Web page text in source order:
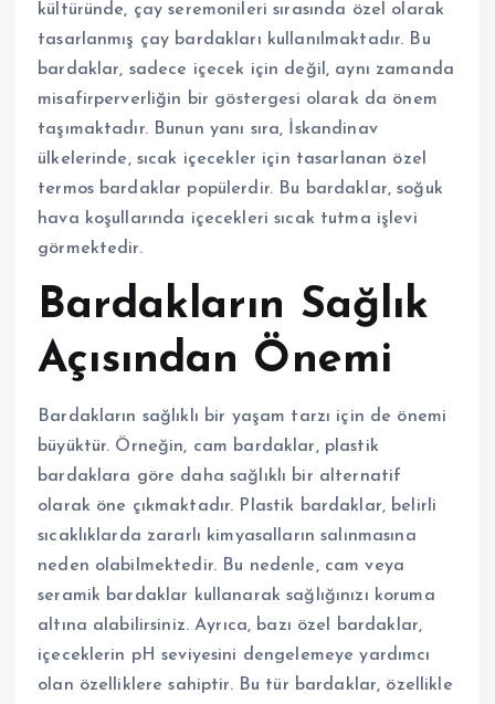
kültüründe, çay seremonileri sırasında özel olarak
tasarlanmış çay bardakları kullanılmaktadır. Bu
bardaklar, sadece içecek için değil, aynı zamanda
misafirperverliğin bir göstergesi olarak da önem
taşımaktadır. Bunun yanı sıra, İskandinav
ülkelerinde, sıcak içecekler için tasarlanan özel
termos bardaklar popülerdir. Bu bardaklar, soğuk
hava koşullarında içecekleri sıcak tutma işlevi
görmektedir.
Bardakların Sağlık
Açısından Önemi
Bardakların sağlıklı bir yaşam tarzı için de önemi
büyüktür. Örneğin, cam bardaklar, plastik
bardaklara göre daha sağlıklı bir alternatif
olarak öne çıkmaktadır. Plastik bardaklar, belirli
sıcaklıklarda zararlı kimyasalların salınmasına
neden olabilmektedir. Bu nedenle, cam veya
seramik bardaklar kullanarak sağlığınızı koruma
altına alabilirsiniz. Ayrıca, bazı özel bardaklar,
içeceklerin pH seviyesini dengelemeye yardımcı
olan özelliklere sahiptir. Bu tür bardaklar, özellikle